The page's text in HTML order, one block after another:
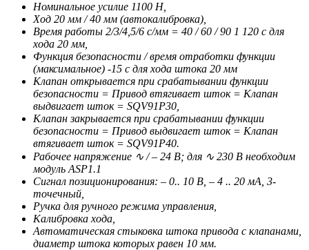
Номинальное усилие 1100 Н,
Ход 20 мм / 40 мм (автокалибровка),
Время работы 2/3/4,5/6 с/мм = 40 / 60 / 90 1 120 с для
хода 20 мм,
Функция безопасности / время отработки функции
(максимальное) -15 с для хода штока 20 мм
Клапан открывается при срабатывании функции
безопасности = Привод втягивает шток = Клапан
выдвигает шток = SQV91Р30,
Клапан закрывается при срабатывании функции
безопасности = Привод выдвигает шток = Клапан
втягивает шток = SQV91Р40.
Рабочее напряжение ∿ / – 24 В; для ∿ 230 В необходим
модуль ASP1.1
Сигнал позиционирования: – 0.. 10 В, – 4 .. 20 мА, 3-
точечный,
Ручка для ручного режима управления,
Калибровка хода,
Автоматическая стыковка штока привода с клапанами,
диаметр штока которых равен 10 мм.